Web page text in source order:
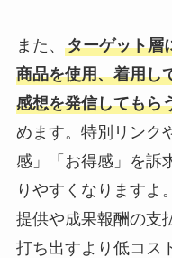
また、 ターゲット層
商品を使用、着用し
感想を発信してもら
めます。特別リンク
感」「お得感」を訴
りやすくなりますよ
提供や成果報酬の支
打ち出すより低コス